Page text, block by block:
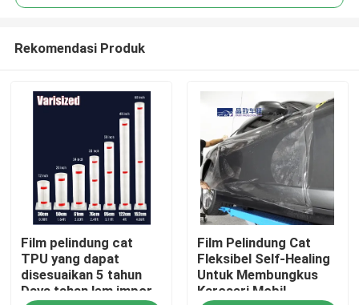
Rekomendasi Produk
Film pelindung cat
TPU yang dapat
disesuaikan 5 tahun
Daya tahan lem impor
Film Pelindung Cat
Fleksibel Self-Healing
Untuk Membungkus
Karoseri Mobil